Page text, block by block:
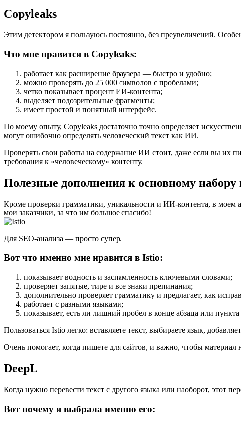
Copyleaks
Этим детектором я пользуюсь постоянно, без преувеличений.
Что мне нравится в Copyleaks:
работает как расширение браузера — быстро и удобно;
можно проверять до 25 000 символов с пробелами;
четко показывает процент ИИ-контента;
выделяет подозрительные фрагменты;
имеет простой и понятный интерфейс.
По моему опыту, Copyleaks достаточно точно определяет
могут ошибочно определять человеческий текст как ИИ.
Проверять свои работы на содержание ИИ стоит, даже если вы их
требования к «человеческому» контенту.
Полезные дополнения к основному набору
Кроме проверки грамматики, уникальности и ИИ-контента, в моем
мои заказчики, за что им большое спасибо!
Для SEO-анализа — просто супер.
Вот что именно мне нравится в Istio:
показывает водность и заспамленность ключевыми словами;
проверяет запятые, тире и все знаки препинания;
дополнительно проверяет грамматику и предлагает, как
работает с разными языками;
показывает, есть ли лишний пробел в конце абзаца или
Пользоваться Istio легко: вставляете текст, выбираете язык,
Очень помогает, когда пишете для сайтов, и важно, чтобы материал
DeepL
Когда нужно перевести текст с другого языка или наоборот, этот
Вот почему я выбрала именно его: